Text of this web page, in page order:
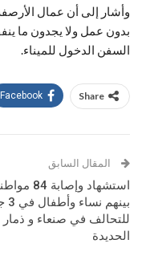
بدون عمل ولا يجدون ما
السفن الدخول للميناء.
Share
Facebook
المقال السابق
استشهاد وإصابة 84
للتحالف في صنعاء و ذمار
الحديدة